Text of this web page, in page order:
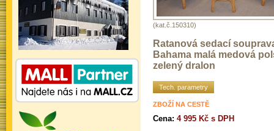
(kat.č.150310)
Ratanová sedací
Bahama malá medová
zelený dralon
Tech. parametry
ZBOŽÍ NA CESTĚ
Cena: 4 995 Kč s DPH